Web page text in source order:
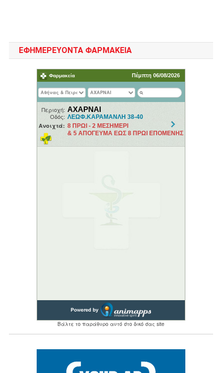
ΕΦΗΜΕΡΕΥΟΝΤΑ ΦΑΡΜΑΚΕΙΑ